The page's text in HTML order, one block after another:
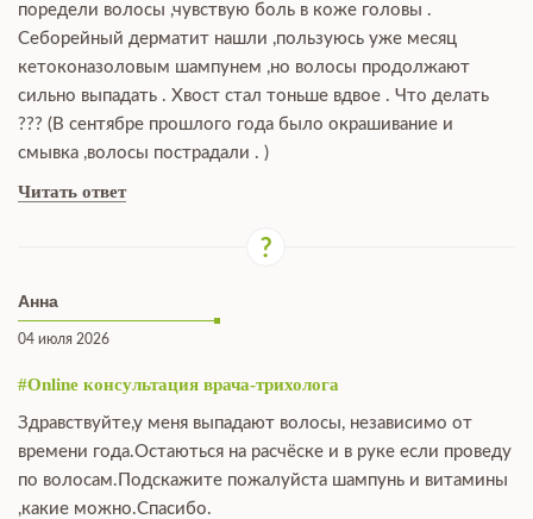
поредели волосы ,чувствую боль в коже головы .
Себорейный дерматит нашли ,пользуюсь уже месяц
кетоконазоловым шампунем ,но волосы продолжают
сильно выпадать . Хвост стал тоньше вдвое . Что делать
??? (В сентябре прошлого года было окрашивание и
смывка ,волосы пострадали . )
Читать ответ
Анна
04 июля 2026
#Online консультация врача-трихолога
Здравствуйте,у меня выпадают волосы, независимо от
времени года.Остаються на расчёске и в руке если проведу
по волосам.Подскажите пожалуйста шампунь и витамины
,какие можно.Спасибо.